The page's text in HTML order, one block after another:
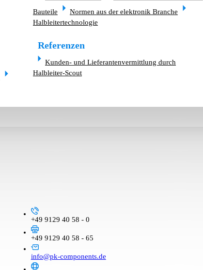
Bauteile
Normen aus der elektronik Branche
Halbleitertechnologie
Referenzen
Kunden- und Lieferantenvermittlung durch
Halbleiter-Scout
+49 9129 40 58 - 0
+49 9129 40 58 - 65
info@pk-components.de